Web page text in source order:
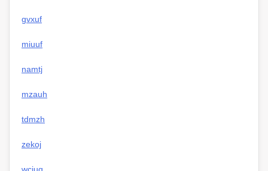
gvxuf
miuuf
namtj
mzauh
tdmzh
zekoj